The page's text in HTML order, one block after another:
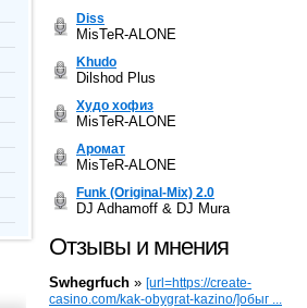
Diss
MisTeR-ALONE
Khudo
Dilshod Plus
Худо хофиз
MisTeR-ALONE
Аромат
MisTeR-ALONE
Funk (Original-Mix) 2.0
DJ Adhamoff & DJ Mura
Отзывы и мнения
Swhegrfuch » [url=https://create-
casino.com/kak-obygrat-kazino/]обыг ...